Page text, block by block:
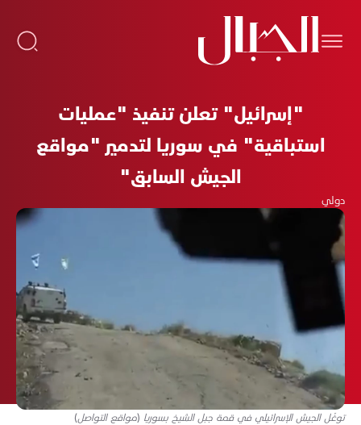
"إسرائيل" تعلن تنفيذ "عمليات
استباقية" في سوريا لتدمير "مواقع
الجيش السابق"
دولي
توغّل الجيش الإسرائيلي في قمة جبل الشيخ بسوريا (مواقع التواصل)